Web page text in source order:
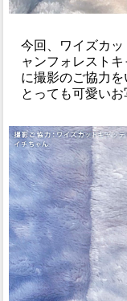
今回、ワイズカ
ャンフォレスト
に撮影のご協力を
とっても可愛い